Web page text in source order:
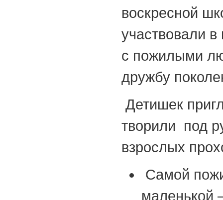
воскресной
участвовали
с пожилыми
дружбу
Детишек
творили под
взрослых
Самой
маленькой